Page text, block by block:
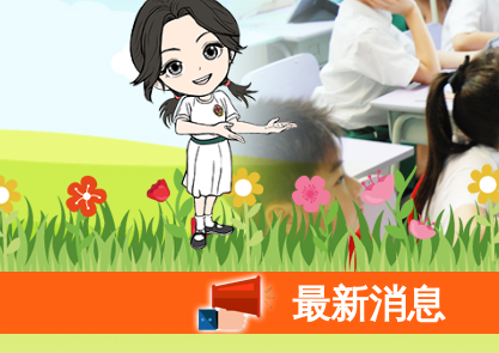
最新消息